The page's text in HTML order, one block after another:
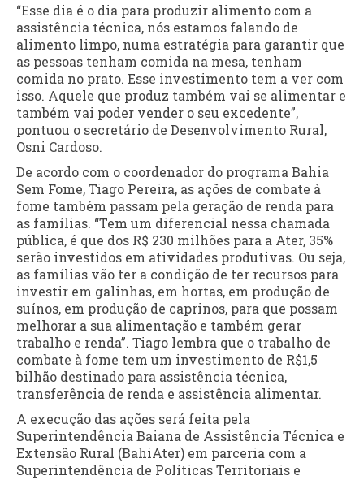
“Esse dia é o dia para produzir alimento com a
assistência técnica, nós estamos falando de
alimento limpo, numa estratégia para garantir que
as pessoas tenham comida na mesa, tenham
comida no prato. Esse investimento tem a ver com
isso. Aquele que produz também vai se alimentar e
também vai poder vender o seu excedente”,
pontuou o secretário de Desenvolvimento Rural,
Osni Cardoso.
De acordo com o coordenador do programa Bahia
Sem Fome, Tiago Pereira, as ações de combate à
fome também passam pela geração de renda para
as famílias. “Tem um diferencial nessa chamada
pública, é que dos R$ 230 milhões para a Ater, 35%
serão investidos em atividades produtivas. Ou seja,
as famílias vão ter a condição de ter recursos para
investir em galinhas, em hortas, em produção de
suínos, em produção de caprinos, para que possam
melhorar a sua alimentação e também gerar
trabalho e renda”. Tiago lembra que o trabalho de
combate à fome tem um investimento de R$1,5
bilhão destinado para assistência técnica,
transferência de renda e assistência alimentar.
A execução das ações será feita pela
Superintendência Baiana de Assistência Técnica e
Extensão Rural (BahiAter) em parceria com a
Superintendência de Políticas Territoriais e